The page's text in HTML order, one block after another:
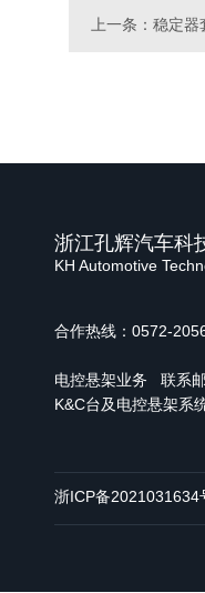
上一条：稳定
浙江孔辉汽车科
KH Automotive
合作热线：0572-
电控悬架业务
联系
K&C台及电控悬架系
浙ICP备2021031634